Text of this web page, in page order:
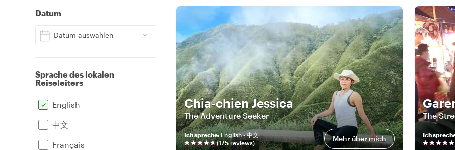
Datum
Datum auswählen
Sprache des lokalen
Reiseleiters
English
中文
Français
Chia-chien Jessica
The Adventure Seeker
Ich spreche:English • 中文
(175reviews) Mehr über mich
The
Ich